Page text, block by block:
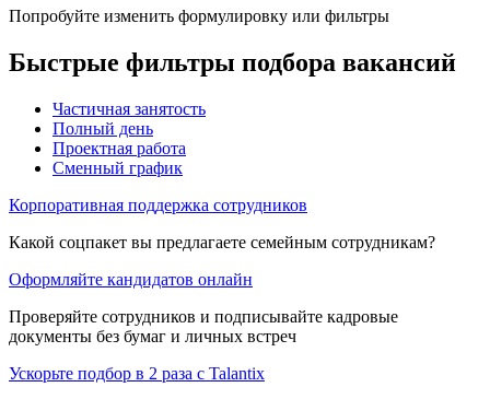
Попробуйте изменить формулировку или фильтры
Быстрые фильтры подбора вакансий
Частичная занятость
Полный день
Проектная работа
Сменный график
Корпоративная поддержка сотрудников
Какой соцпакет вы предлагаете семейным сотрудникам?
Оформляйте кандидатов онлайн
Проверяйте сотрудников и подписывайте кадровые
документы без бумаг и личных встреч
Ускорьте подбор в 2 раза с Talantix